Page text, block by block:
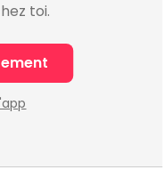
toi.